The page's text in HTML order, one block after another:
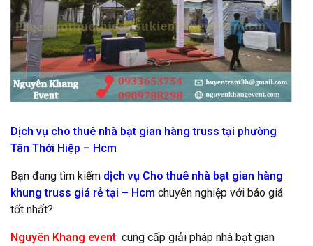
Dịch vụ cho thuê nhà bạt gian hàng truss tại phường
Tân Thới Hiệp – Hcm
Bạn đang tìm kiếm dịch vụ Cho thuê nhà bạt gian hàng
khung truss giá rẻ tại – Hcm chuyên nghiệp với báo giá
tốt nhất?
Nguyên Khang event cung cấp giải pháp nhà bạt gian